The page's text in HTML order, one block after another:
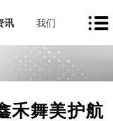
讯 我们
禾舞美护航